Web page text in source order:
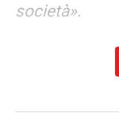
società».
QUANDO
Le coppie